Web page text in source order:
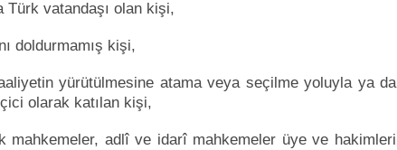
Türk vatandaşı olan kişi,
doldurmamış kişi,
yürütülmesine atama veya seçilme yoluyla ya da
olarak katılan kişi,
mahkemeler, adlî ve idarî mahkemeler üye ve hakimleri